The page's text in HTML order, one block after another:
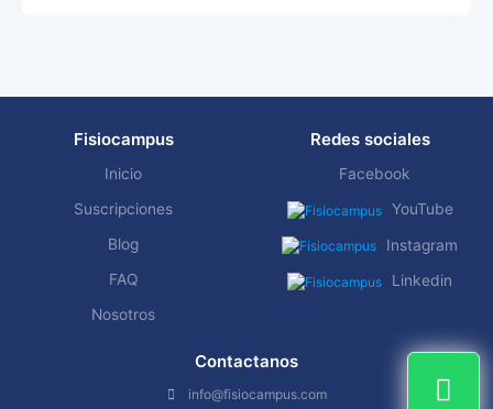
Fisiocampus
Inicio
Suscripciones
Blog
FAQ
Nosotros
Redes sociales
Facebook
YouTube
Instagram
Linkedin
Contactanos
info@fisiocampus.com